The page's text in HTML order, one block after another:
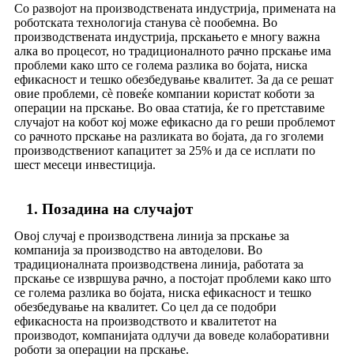
Со развојот на производствената индустрија, примената на
роботската технологија станува сè пообемна. Во
производствената индустрија, прскањето е многу важна
алка во процесот, но традиционалното рачно прскање има
проблеми како што се голема разлика во бојата, ниска
ефикасност и тешко обезбедување квалитет. За да се решат
овие проблеми, сè повеќе компании користат коботи за
операции на прскање. Во оваа статија, ќе го претставиме
случајот на кобот кој може ефикасно да го реши проблемот
со рачното прскање на разликата во бојата, да го зголеми
производствениот капацитет за 25% и да се исплати по
шест месеци инвестиција.
1. Позадина на случајот
Овој случај е производствена линија за прскање за
компанија за производство на автоделови. Во
традиционалната производствена линија, работата за
прскање се извршува рачно, а постојат проблеми како што
се голема разлика во бојата, ниска ефикасност и тешко
обезбедување на квалитет. Со цел да се подобри
ефикасноста на производството и квалитетот на
производот, компанијата одлучи да воведе колаборативни
роботи за операции на прскање.